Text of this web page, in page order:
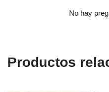
No hay
Productos